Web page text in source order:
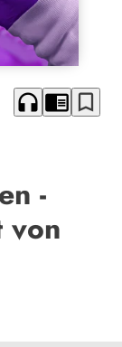
headphones chrome_reader_mode bookmark_border
-
von